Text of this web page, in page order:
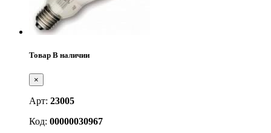
Товар В наличии
×
Арт: 23005
Код: 00000030967